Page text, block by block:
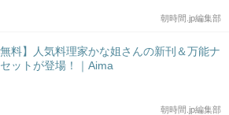
朝時間.jp編集部
無料】人気料理家かな姐さんの新刊＆万能ナ
ットが登場！｜Aima
朝時間.jp編集部